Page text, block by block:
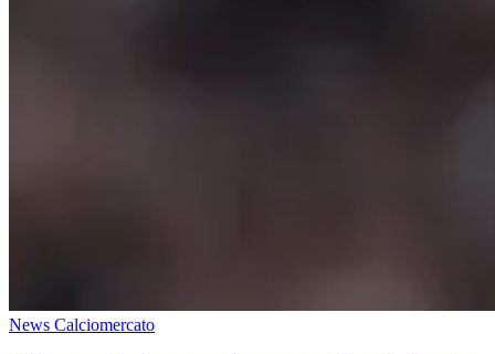
News Calciomercato